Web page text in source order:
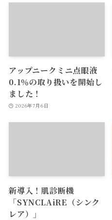
アップニークミニ点眼液
0.1％の取り扱いを開始し
ました！
2026年7月6日
新導入！肌診断機
「SYNCLAiRE（シンク
レア）」